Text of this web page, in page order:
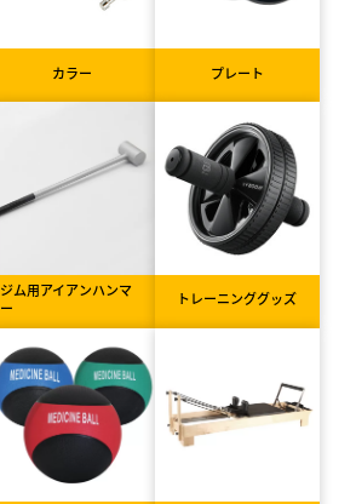
カラー プレート
ジム用アイアンハンマ
ー
トレーニンググッズ